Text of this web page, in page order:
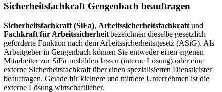
Sicherheitsfachkraft Gengenbach beauftragen
Sicherheitsfachkraft (SiFa), Arbeitssicherheitsfachkraft und
Fachkraft für Arbeitssicherheit bezeichnen dieselbe gesetzlich
geforderte Funktion nach dem Arbeitssicherheitsgesetz (ASiG). Als
Arbeitgeber in Gengenbach können Sie entweder einen eigenen
Mitarbeiter zur SiFa ausbilden lassen (interne Lösung) oder eine
externe Sicherheitsfachkraft über einen spezialisierten Dienstleister
beauftragen. Gerade für kleinere und mittlere Unternehmen ist die
externe Lösung wirtschaftlicher.